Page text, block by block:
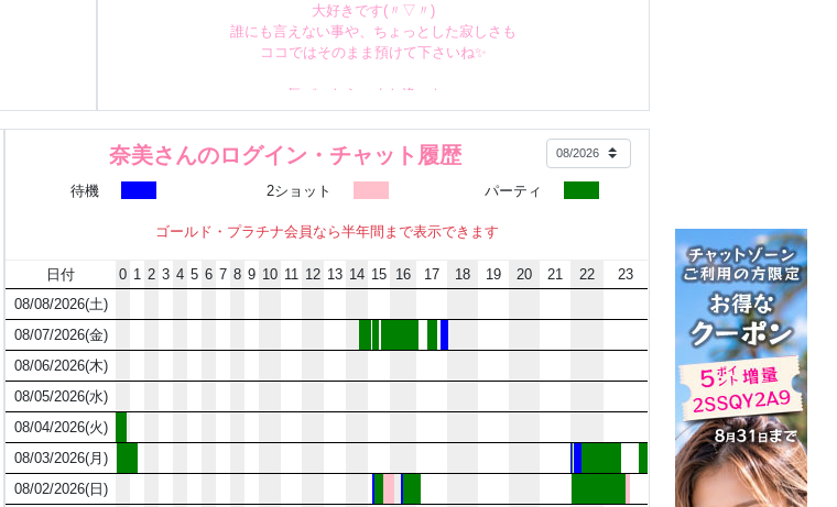
大好きです(〃▽〃)
誰にも言えない事や、ちょっとした寂しさも
ココではそのまま預けて下さいね✨
気づいたら、また逢いたい
と思ってもらえるような
お気軽にお声がけいただけたら
よろしくおねがいします＾＾💗
奈美さんのログイン・チャット履歴
待機 2ショット パーティ
ゴールド・プラチナ会員なら半年間まで表示できます
日付 0 1 2 3 4 5 6 7 8 9 10 11 12 13 14 15 16 17 18 19 20 21 22
23
08/08/2026(土)
08/07/2026(金)
08/06/2026(木)
08/05/2026(水)
08/04/2026(火)
08/03/2026(月)
08/02/2026(日)